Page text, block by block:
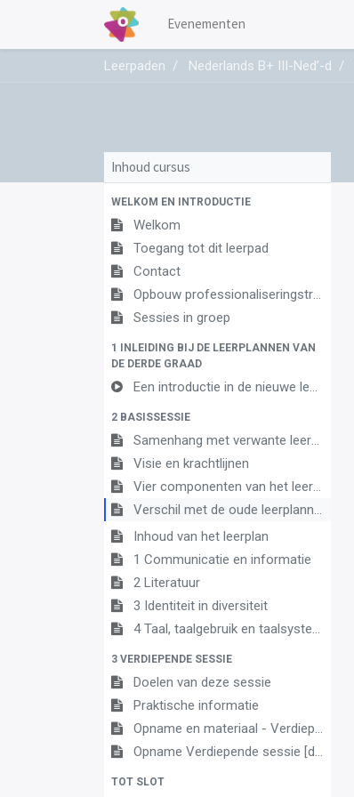
Evenementen
Leerpaden Nederlands B+ III-Ned’-d
Inhoud cursus
WELKOM EN INTRODUCTIE
Welkom
Toegang tot dit leerpad
Contact
Opbouw professionaliseringstraject
Sessies in groep
1 INLEIDING BIJ DE LEERPLANNEN VAN
DE DERDE GRAAD
Een introductie in de nieuwe leerplannen van de derde graad
2 BASISSESSIE
Samenhang met verwante leerplannen
Visie en krachtlijnen
Vier componenten van het leerplan
Verschil met de oude leerplannen
Inhoud van het leerplan
1 Communicatie en informatie
2 Literatuur
3 Identiteit in diversiteit
4 Taal, taalgebruik en taalsysteem
3 VERDIEPENDE SESSIE
Doelen van deze sessie
Praktische informatie
Opname en materiaal - Verdiepende sessie 13 juni 2023
Opname Verdiepende sessie [datum toevoegen]
TOT SLOT